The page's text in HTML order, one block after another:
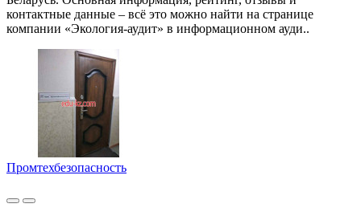
контактные данные – всё это можно найти на странице
компании «Экология-аудит» в информационном ауди..
Промтехбезопасность